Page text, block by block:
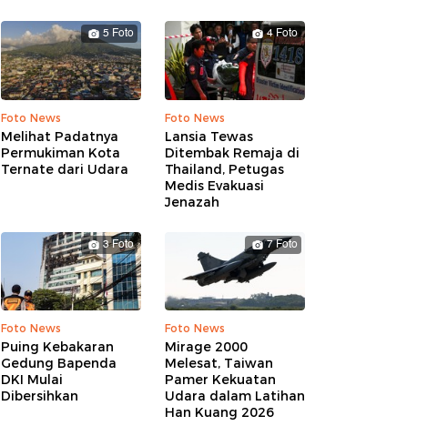
5 Foto
Foto News
Melihat Padatnya
Permukiman Kota
Ternate dari Udara
4 Foto
Foto News
Lansia Tewas
Ditembak Remaja di
Thailand, Petugas
Medis Evakuasi
Jenazah
3 Foto
Foto News
Puing Kebakaran
Gedung Bapenda
DKI Mulai
Dibersihkan
7 Foto
Foto News
Mirage 2000
Melesat, Taiwan
Pamer Kekuatan
Udara dalam Latihan
Han Kuang 2026